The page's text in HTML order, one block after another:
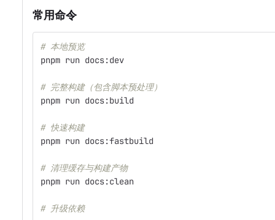
常用命令
# 本地预览
pnpm run docs:dev
# 完整构建（包含脚本预处理）
pnpm run docs:build
# 快速构建
pnpm run docs:fastbuild
# 清理缓存与构建产物
pnpm run docs:clean
# 升级依赖